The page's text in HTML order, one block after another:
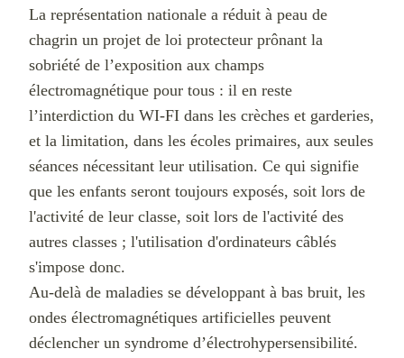
La représentation nationale a réduit à peau de
chagrin un projet de loi protecteur prônant la
sobriété de l’exposition aux champs
électromagnétique pour tous : il en reste
l’interdiction du WI-FI dans les crèches et garderies,
et la limitation, dans les écoles primaires, aux seules
séances nécessitant leur utilisation. Ce qui signifie
que les enfants seront toujours exposés, soit lors de
l'activité de leur classe, soit lors de l'activité des
autres classes ; l'utilisation d'ordinateurs câblés
s'impose donc.
Au-delà de maladies se développant à bas bruit, les
ondes électromagnétiques artificielles peuvent
déclencher un syndrome d’électrohypersensibilité.